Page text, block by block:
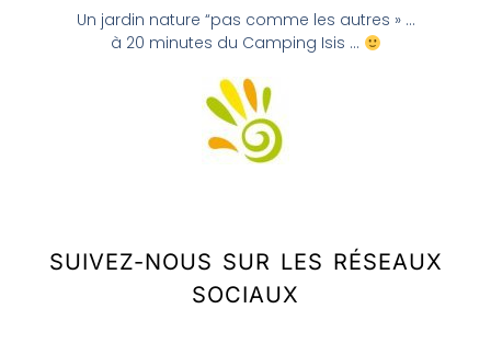
Un jardin nature “pas comme les autres » …
à 20 minutes du Camping Isis …
SUIVEZ-NOUS SUR LES RÉSEAUX
SOCIAUX